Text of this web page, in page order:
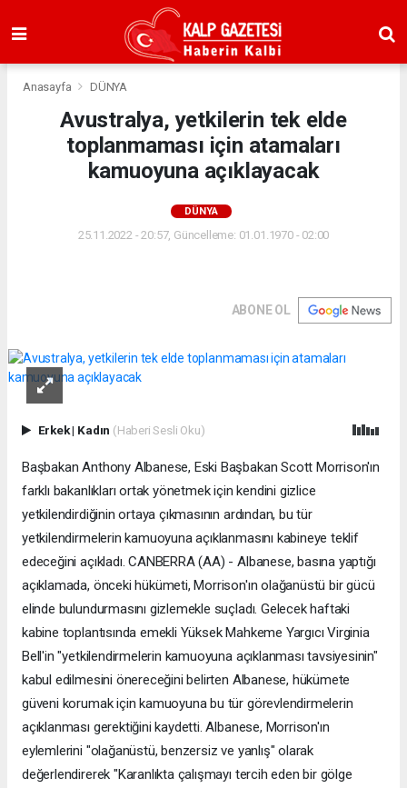
Anasayfa DÜNYA
Avustralya, yetkilerin tek elde
toplanmaması için atamaları
kamuoyuna açıklayacak
DÜNYA
25.11.2022 - 20:57, Güncelleme: 01.01.1970 - 02:00
ABONE OL
Erkek| Kadın (Haberi Sesli Oku)
Başbakan Anthony Albanese, Eski Başbakan Scott Morrison'ın
farklı bakanlıkları ortak yönetmek için kendini gizlice
yetkilendirdiğinin ortaya çıkmasının ardından, bu tür
yetkilendirmelerin kamuoyuna açıklanmasını kabineye teklif
edeceğini açıkladı. CANBERRA (AA) - Albanese, basına yaptığı
açıklamada, önceki hükümeti, Morrison'ın olağanüstü bir gücü
elinde bulundurmasını gizlemekle suçladı. Gelecek haftaki
kabine toplantısında emekli Yüksek Mahkeme Yargıcı Virginia
Bell'in "yetkilendirmelerin kamuoyuna açıklanması tavsiyesinin"
kabul edilmesini önereceğini belirten Albanese, hükümete
güveni korumak için kamuoyuna bu tür görevlendirmelerin
açıklanması gerektiğini kaydetti. Albanese, Morrison'ın
eylemlerini "olağanüstü, benzersiz ve yanlış" olarak
değerlendirerek "Karanlıkta çalışmayı tercih eden bir gölge